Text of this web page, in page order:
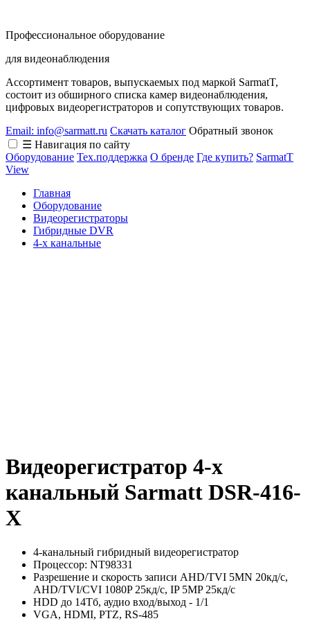
Профессиональное оборудование
для видеонаблюдения
Ассортимент товаров, выпускаемых под маркой SarmatT,
состоит из обширного списка камер видеонаблюдения,
цифровых видеорегистраторов и сопутствующих товаров.
Email: info@sarmatt.ru Скачать каталог Обратный звонок
☰ Навигация по сайту
Оборудование Тех.поддержка О бренде Где купить? SarmatT
View
Главная
Оборудование
Видеорегистраторы
Гибридные DVR
4-х канальные
Видеорегистратор 4-х
канальный Sarmatt DSR-416-
X
4-канальный гибридный видеорегистратор
Процессор: NT98331
Разрешение и скорость записи AHD/TVI 5MN 20кд/с,
AHD/TVI/CVI 1080P 25кд/с, IP 5MP 25кд/с
HDD до 14Тб, аудио вход/выход - 1/1
VGA, HDMI, PTZ, RS-485